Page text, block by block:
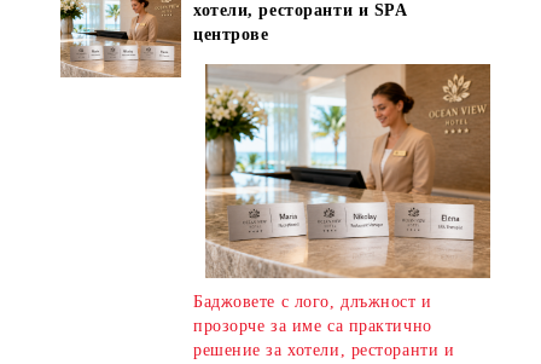
хотели, ресторанти и SPA
центрове
Баджовете с лого, длъжност и
прозорче за име са практично
решение за хотели, ресторанти и